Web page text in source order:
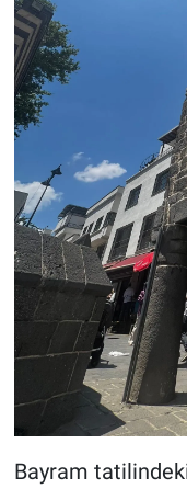
Bayram tatilindeki